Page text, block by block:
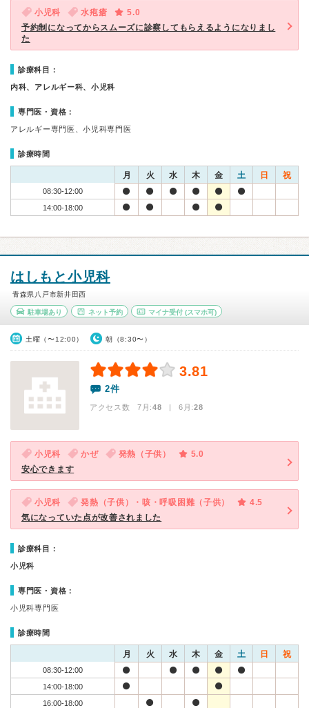
小児科 水疱瘡
5.0
予約制になってからスムーズに診察してもらえるようになりまし
た
診療科目：
内科、アレルギー科、小児科
専門医・資格：
アレルギー専門医、小児科専門医
診療時間
月 火 水 木 金 土 日 祝
08:30-12:00
14:00-18:00
はしもと小児科
青森県八戸市新井田西
駐車場あり ネット予約 マイナ受付 (スマホ可)
土曜（〜12:00） 朝（8:30〜）
3.81
2件
アクセス数 7月:48 | 6月:28
小児科 かぜ 発熱（子供）
5.0
安心できます
小児科 発熱（子供）・咳・呼吸困難（子供）
4.5
気になっていた点が改善されました
診療科目：
小児科
専門医・資格：
小児科専門医
診療時間
月 火 水 木 金 土 日 祝
08:30-12:00
14:00-18:00
16:00-18:00